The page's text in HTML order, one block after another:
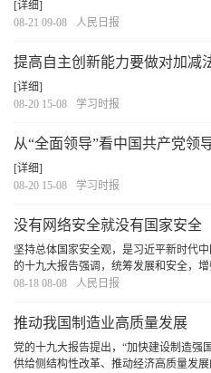
[详细]
08-21 09-08
人民日报
提高自主创新能力要做对加减
[详细]
08-20 15-08
学习时报
从“全面领导”看中国共产党领
[详细]
08-20 15-08
学习时报
没有网络安全就没有国家安全
坚持总体国家安全观，是习近平新时代
的十九大报告强调，统筹发展和安全，
党治国理政的一个重大原则。习近平同
08-18 08-08 人民日报
推动我国制造业高质量发展
党的十九大报告提出，“加快建设制造强
供给侧结构性改革、推动经济高质量发